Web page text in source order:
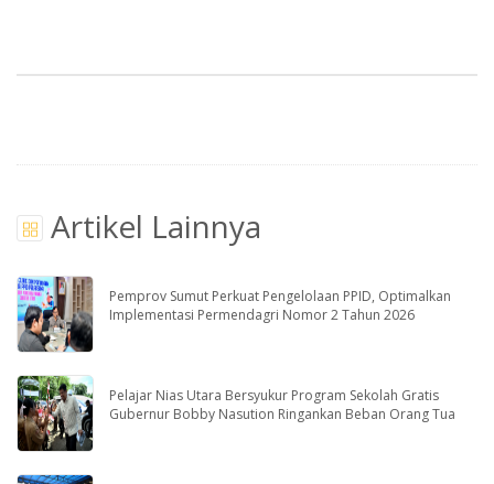
Artikel Lainnya
Pemprov Sumut Perkuat Pengelolaan PPID, Optimalkan
Implementasi Permendagri Nomor 2 Tahun 2026
Pelajar Nias Utara Bersyukur Program Sekolah Gratis
Gubernur Bobby Nasution Ringankan Beban Orang Tua